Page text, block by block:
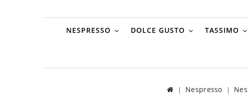
NESPRESSO DOLCE GUSTO TASSIMO
Nespresso